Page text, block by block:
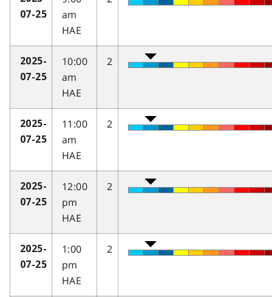
07-25
am
HAE
2025-
07-25
10:00
am
HAE
2
2025-
07-25
11:00
am
HAE
2
2025-
07-25
12:00
pm
HAE
2
2025-
07-25
1:00
pm
HAE
2